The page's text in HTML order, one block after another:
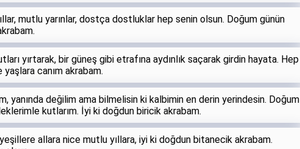
mutlu yarınlar, dostça dostluklar hep senin olsun. Doğum günün
yırtarak, bir güneş gibi etrafına aydınlık saçarak girdin hayata. Hep
canım akrabam.
yanında değilim ama bilmelisin ki kalbimin en derin yerindesin. Doğum
kutlarım. İyi ki doğdun biricik akrabam.
allara nice mutlu yıllara, iyi ki doğdun bitanecik akrabam.